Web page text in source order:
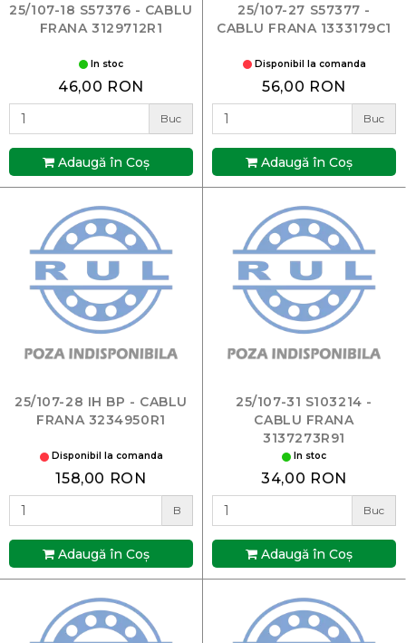
25/107-18 S57376 - CABLU
FRANA 3129712R1
In stoc
46,00 RON
Buc
Adaugă în Coş
25/107-27 S57377 -
CABLU FRANA 1333179C1
Disponibil la comanda
56,00 RON
Buc
Adaugă în Coş
25/107-28 IH BP - CABLU
FRANA 3234950R1
Disponibil la comanda
158,00 RON
B
Adaugă în Coş
25/107-31 S103214 -
CABLU FRANA
3137273R91
In stoc
34,00 RON
Buc
Adaugă în Coş